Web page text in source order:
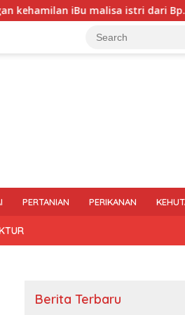
istri dari Bp. Sugiarto
PERTANIAN PERIKANAN
Berita Terbaru